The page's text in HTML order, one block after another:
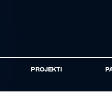
PROJEKTI